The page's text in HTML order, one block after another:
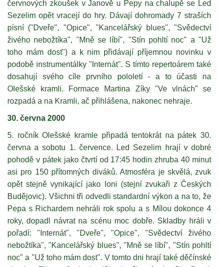
červnových zkoušek v Janově u Pepy na chalupě se Led
Sezelim opět vracejí do hry. Dávají dohromady 7 straších
písní ("Dveře", "Opice", "Kancelářský blues", "Svědectví
živého nebožtíka", "Mně se líbí", "Stín pohltí noc" a "Už
toho mám dost") a k nim přidávají příjemnou novinku v
podobě instrumentálky "Internát". S tímto repertoárem také
dosahují svého cíle prvního pololetí - a to účasti na
Olešské kramli. Formace Martina Zíky "Ve vlnách" se
rozpadá a na Kramli, ač přihlášena, nakonec nehraje.
30. června 2000
5. ročník Olešské kramle připadá tentokrát na pátek 30.
června a sobotu 1. července. Led Sezelim hrají v dobré
pohodě v pátek jako čtvrtí od 17:45 hodin zhruba 40 minut
asi pro 150 přítomných diváků. Atmosféra je skvělá, zvuk
opět stejně vynikající jako loni (stejní zvukaři z Českých
Budějovic). Všichni tři odvedli standardní výkon a na to, že
Pepa s Richardem nehráli rok spolu a s Mílou dokonce 4
roky, dopadl návrat na scénu moc dobře. Skladby hráli v
pořadí: "Internát", "Dveře", "Opice", "Svědectví živého
nebožtíka", "Kancelářský blues", "Mně se líbí", "Stín pohltí
noc" a "Už toho mám dost". V tomto dni hrají také děčínské